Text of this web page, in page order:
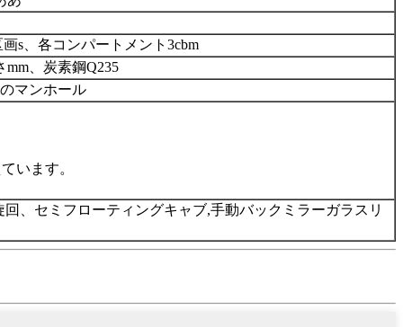
画s、各コンパートメント3cbm
mm、 炭素鋼Q235
マンホール
います。
回 、セミ フローティングキャブ,手動バックミラーガラスリ